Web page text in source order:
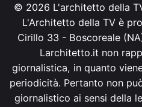
© 2026 L'architetto della
L'Architetto della TV è
Cirillo 33 - Boscoreale
Larchitetto.it non
giornalistica, in quanto
periodicità. Pertanto non
giornalistico ai sensi della